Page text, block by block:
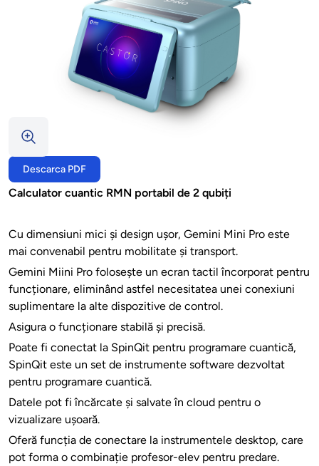
Descarca PDF
Calculator cuantic RMN portabil de 2 qubiți
Cu dimensiuni mici și design ușor, Gemini Mini Pro este
mai convenabil pentru mobilitate și transport.
Gemini Miini Pro folosește un ecran tactil încorporat pentru
funcționare, eliminând astfel necesitatea unei conexiuni
suplimentare la alte dispozitive de control.
Asigura o funcționare stabilă și precisă.
Poate fi conectat la SpinQit pentru programare cuantică,
SpinQit este un set de instrumente software dezvoltat
pentru programare cuantică.
Datele pot fi încărcate și salvate în cloud pentru o
vizualizare ușoară.
Oferă funcția de conectare la instrumentele desktop, care
pot forma o combinație profesor-elev pentru predare.